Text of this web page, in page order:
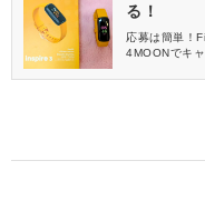
る！
応募は簡単！
4MOONでキ